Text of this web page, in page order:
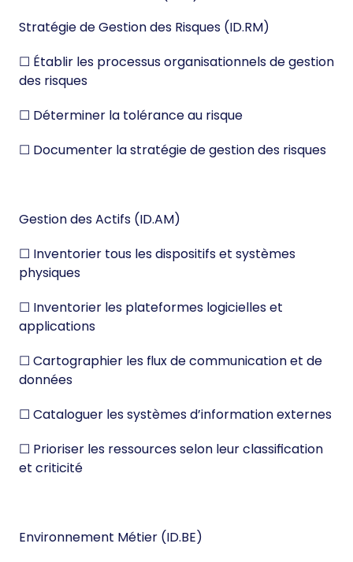
Stratégie de Gestion des Risques (ID.RM)
☐ Établir les processus organisationnels de gestion
des risques
☐ Déterminer la tolérance au risque
☐ Documenter la stratégie de gestion des risques
Gestion des Actifs (ID.AM)
☐ Inventorier tous les dispositifs et systèmes
physiques
☐ Inventorier les plateformes logicielles et
applications
☐ Cartographier les flux de communication et de
données
☐ Cataloguer les systèmes d’information externes
☐ Prioriser les ressources selon leur classification
et criticité
Environnement Métier (ID.BE)